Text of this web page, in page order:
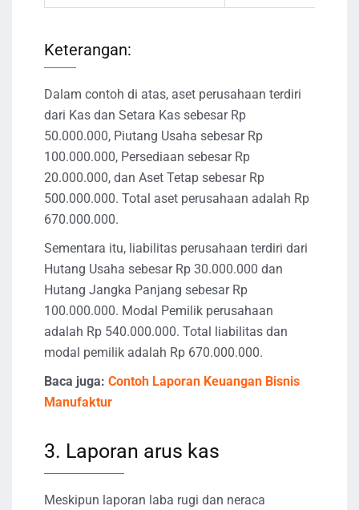
Keterangan:
Dalam contoh di atas, aset perusahaan terdiri
dari Kas dan Setara Kas sebesar Rp
50.000.000, Piutang Usaha sebesar Rp
100.000.000, Persediaan sebesar Rp
20.000.000, dan Aset Tetap sebesar Rp
500.000.000. Total aset perusahaan adalah Rp
670.000.000.
Sementara itu, liabilitas perusahaan terdiri dari
Hutang Usaha sebesar Rp 30.000.000 dan
Hutang Jangka Panjang sebesar Rp
100.000.000. Modal Pemilik perusahaan
adalah Rp 540.000.000. Total liabilitas dan
modal pemilik adalah Rp 670.000.000.
Baca juga: Contoh Laporan Keuangan Bisnis
Manufaktur
3. Laporan arus kas
Meskipun laporan laba rugi dan neraca